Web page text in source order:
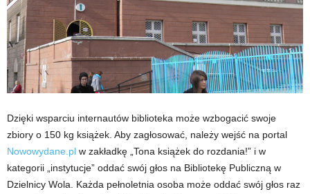
Dzięki wsparciu internautów biblioteka może wzbogacić swoje
zbiory o 150 kg książek. Aby zagłosować, należy wejść na portal
Nowowydane.pl w zakładkę „Tona książek do rozdania!” i w
kategorii „instytucje” oddać swój głos na Bibliotekę Publiczną w
Dzielnicy Wola. Każda pełnoletnia osoba może oddać swój głos raz